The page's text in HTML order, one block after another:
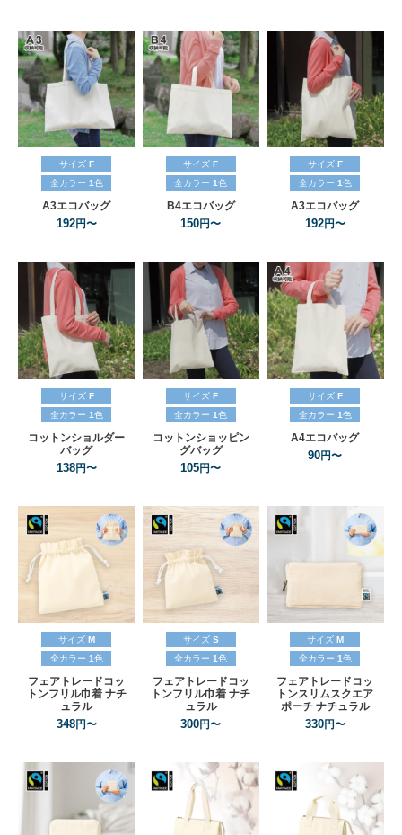
サイズ F
全カラー 1色
A3エコバッグ
192円〜
サイズ F
全カラー 1色
B4エコバッグ
150円〜
サイズ F
全カラー 1色
A3エコバッグ
192円〜
サイズ F
全カラー 1色
コットンショルダー
バッグ
138円〜
サイズ F
全カラー 1色
コットンショッピン
グバッグ
105円〜
サイズ F
全カラー 1色
A4エコバッグ
90円〜
サイズ M
全カラー 1色
フェアトレードコッ
トンフリル巾着 ナチ
ュラル
348円〜
サイズ S
全カラー 1色
フェアトレードコッ
トンフリル巾着 ナチ
ュラル
300円〜
サイズ M
全カラー 1色
フェアトレードコッ
トンスリムスクエア
ポーチ ナチュラル
330円〜